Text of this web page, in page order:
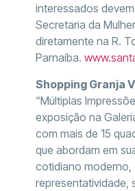
interessados
Secretaria da
diretamente na R.
Parnaíba.
Shopping Granja
“Múltiplas
exposição na
com mais de 15
que abordam em
cotidiano moderno,
representatividade,